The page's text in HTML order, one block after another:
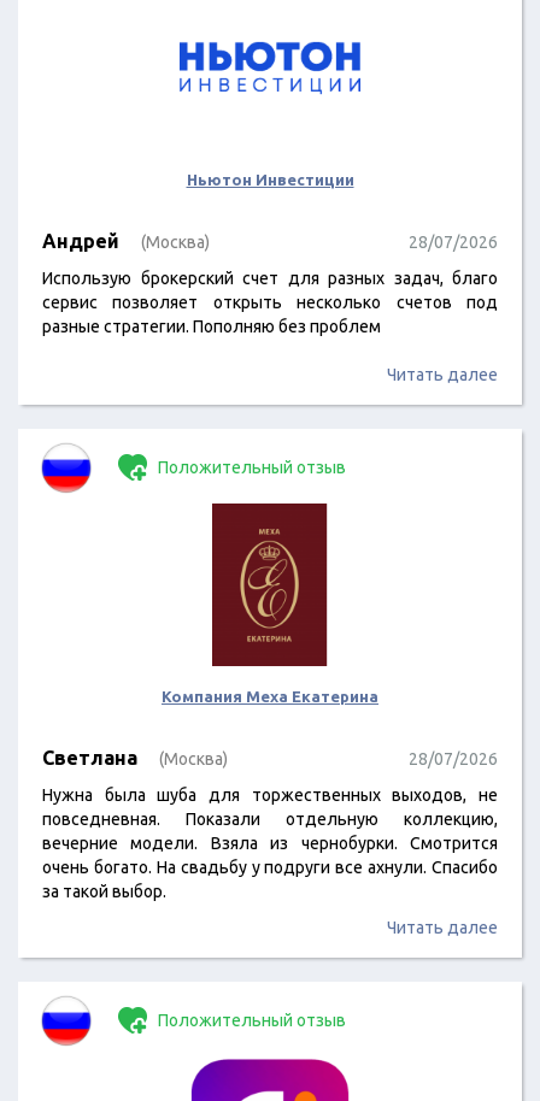
Ньютон Инвестиции
Андрей (Москва)
28/07/2026
Использую брокерский счет для разных задач, благо
сервис позволяет открыть несколько счетов под
разные стратегии. Пополняю без проблем
Читать далее
Положительный отзыв
Компания Меха Екатерина
Светлана (Москва)
28/07/2026
Нужна была шуба для торжественных выходов, не
повседневная. Показали отдельную коллекцию,
вечерние модели. Взяла из чернобурки. Смотрится
очень богато. На свадьбу у подруги все ахнули. Спасибо
за такой выбор.
Читать далее
Положительный отзыв